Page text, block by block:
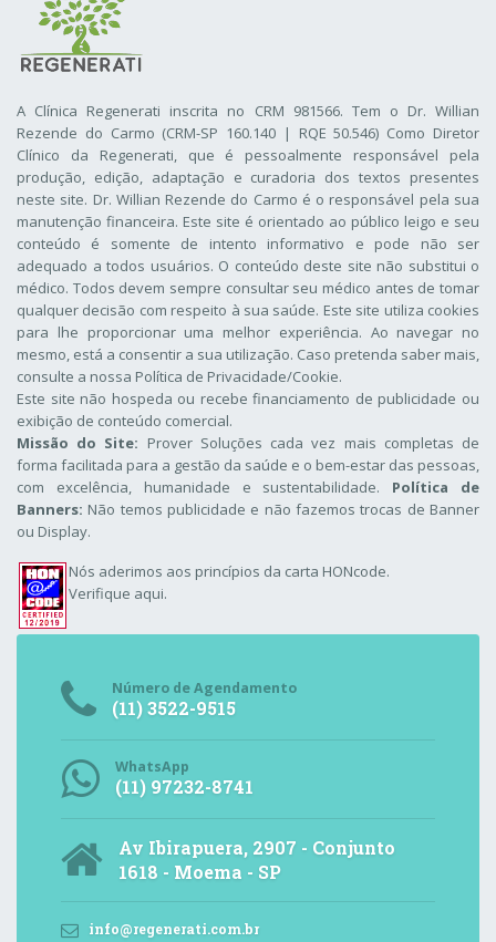
A Clínica Regenerati inscrita no CRM 981566. Tem o Dr. Willian
Rezende do Carmo (CRM-SP 160.140 | RQE 50.546) Como Diretor
Clínico da Regenerati, que é pessoalmente responsável pela
produção, edição, adaptação e curadoria dos textos presentes
neste site. Dr. Willian Rezende do Carmo é o responsável pela sua
manutenção financeira. Este site é orientado ao público leigo e seu
conteúdo é somente de intento informativo e pode não ser
adequado a todos usuários. O conteúdo deste site não substitui o
médico. Todos devem sempre consultar seu médico antes de tomar
qualquer decisão com respeito à sua saúde. Este site utiliza cookies
para lhe proporcionar uma melhor experiência. Ao navegar no
mesmo, está a consentir a sua utilização. Caso pretenda saber mais,
consulte a nossa Política de Privacidade/Cookie.
Este site não hospeda ou recebe financiamento de publicidade ou
exibição de conteúdo comercial.
Missão do Site: Prover Soluções cada vez mais completas de
forma facilitada para a gestão da saúde e o bem-estar das pessoas,
com excelência, humanidade e sustentabilidade. Política de
Banners: Não temos publicidade e não fazemos trocas de Banner
ou Display.
Nós aderimos aos princípios da carta HONcode.
Verifique aqui.
Número de Agendamento
(11) 3522-9515
WhatsApp
(11) 97232-8741
Av Ibirapuera, 2907 - Conjunto
1618 - Moema - SP
info@regenerati.com.br